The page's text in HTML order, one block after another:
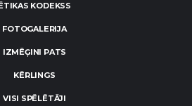
KODEKSS
FOTOGALERIJA
IZMĒĢINI PATS
KĒRLINGS
VISI SPĒLĒTĀJI